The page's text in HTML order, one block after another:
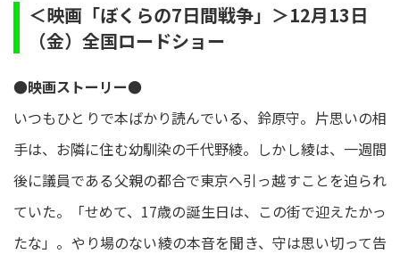
＜映画「ぼくらの7日間戦争」＞12月13日
（金）全国ロードショー
●映画ストーリー●
いつもひとりで本ばかり読んでいる、鈴原守。片思いの相
手は、お隣に住む幼馴染の千代野綾。しかし綾は、一週間
後に議員である父親の都合で東京へ引っ越すことを迫られ
ていた。「せめて、17歳の誕生日は、この街で迎えたかっ
たな」。やり場のない綾の本音を聞き、守は思い切って告